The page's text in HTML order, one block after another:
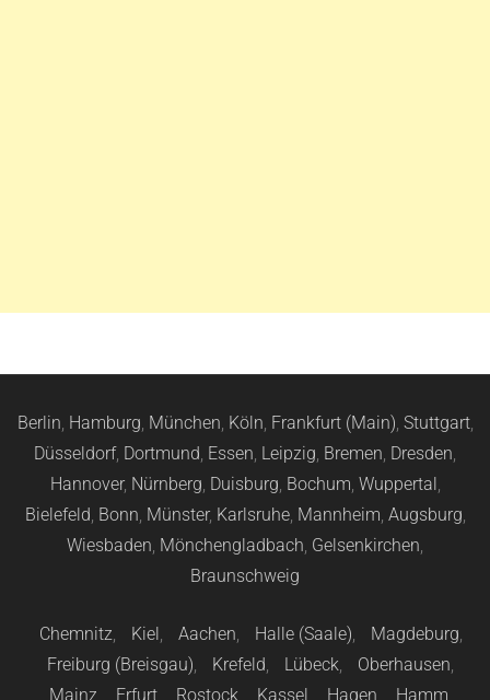
Berlin, Hamburg, München, Köln, Frankfurt (Main), Stuttgart,
Düsseldorf, Dortmund, Essen, Leipzig, Bremen, Dresden,
Hannover, Nürnberg, Duisburg, Bochum, Wuppertal,
Bielefeld, Bonn, Münster, Karlsruhe, Mannheim, Augsburg,
Wiesbaden, Mönchengladbach, Gelsenkirchen,
Braunschweig
Chemnitz, Kiel, Aachen, Halle (Saale), Magdeburg,
Freiburg (Breisgau), Krefeld, Lübeck, Oberhausen,
Mainz
Erfurt Rostock Kassel Hagen Hamm